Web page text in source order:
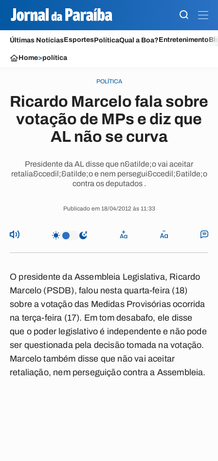
Últimas NotíciasEsportesPolíticaQual a Boa?Entretenimento
Home>política
POLÍTICA
Ricardo Marcelo fala sobre
votação de MPs e diz que
AL não se curva
Presidente da AL disse que n&atilde;o vai aceitar
retalia&ccedil;&atilde;o e nem persegui&ccedil;&atilde;o
contra os deputados .
Publicado em 18/04/2012 às 11:33
O presidente da Assembleia Legislativa, Ricardo
Marcelo (PSDB), falou nesta quarta-feira (18)
sobre a votação das Medidas Provisórias ocorrida
na terça-feira (17). Em tom desabafo, ele disse
que o poder legislativo é independente e não pode
ser questionada pela decisão tomada na votação.
Marcelo também disse que não vai aceitar
retaliação, nem perseguição contra a Assembleia.